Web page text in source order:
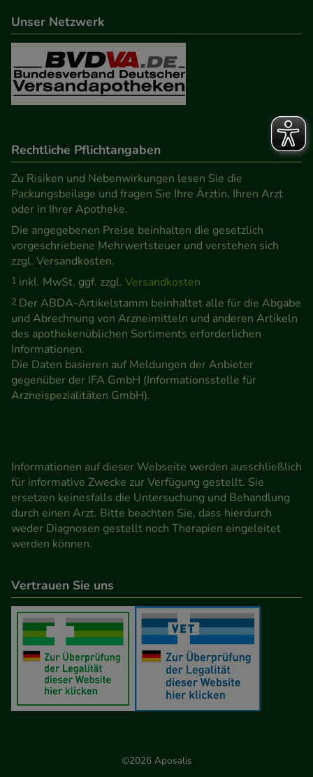
Unser Netzwerk
Rechtliche Pflichtangaben
Zu Risiken und Nebenwirkungen lesen Sie die
Packungsbeilage und fragen Sie Ihre Ärztin, Ihren Arzt
oder in Ihrer Apotheke.
Die angegebenen Preise beinhalten die gesetzlich
vorgeschriebene Mehrwertsteuer und verstehen sich
zzgl. Versandkosten.
1 inkl. MwSt. ggf. zzgl. Versandkosten
2 Der ABDA-Artikelstamm beinhaltet alle für die Abgabe
und Abrechnung von Arzneimitteln und anderen Artikeln
des apothekenüblichen Sortiments erforderlichen
Informationen.
Die Daten basieren auf Meldungen der Anbieter
gegenüber der IFA GmbH (Informationsstelle für
Arzneispezialitäten GmbH).
Informationen auf dieser Webseite werden ausschließlich
für informative Zwecke zur Verfügung gestellt. Sie
ersetzen keinesfalls die Untersuchung und Behandlung
durch einen Arzt. Bitte beachten Sie, dass hierdurch
weder Diagnosen gestellt noch Therapien eingeleitet
werden können.
Vertrauen Sie uns
©2026 Aposalis